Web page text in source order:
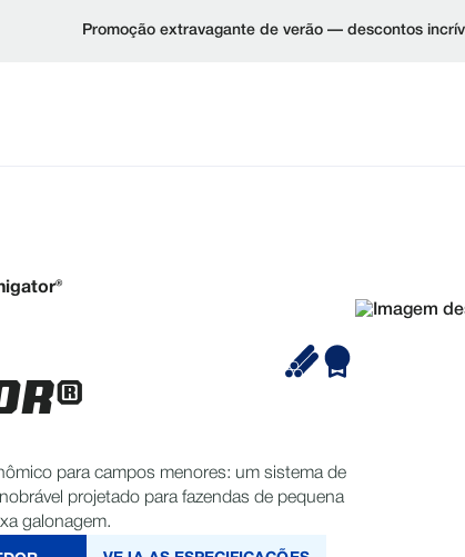
Promoção extravagante de verão — descontos
para campos menores: um sistema de
projetado para fazendas de pequena
galonagem.